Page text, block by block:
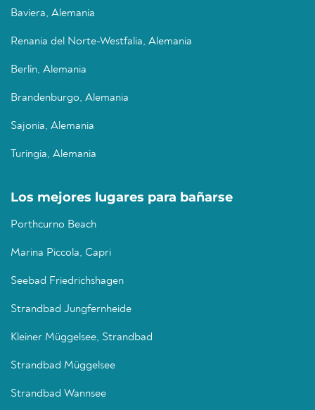
Baviera, Alemania
Renania del Norte-Westfalia, Alemania
Berlín, Alemania
Brandenburgo, Alemania
Sajonia, Alemania
Turingia, Alemania
Los mejores lugares para bañarse
Porthcurno Beach
Marina Piccola, Capri
Seebad Friedrichshagen
Strandbad Jungfernheide
Kleiner Müggelsee, Strandbad
Strandbad Müggelsee
Strandbad Wannsee